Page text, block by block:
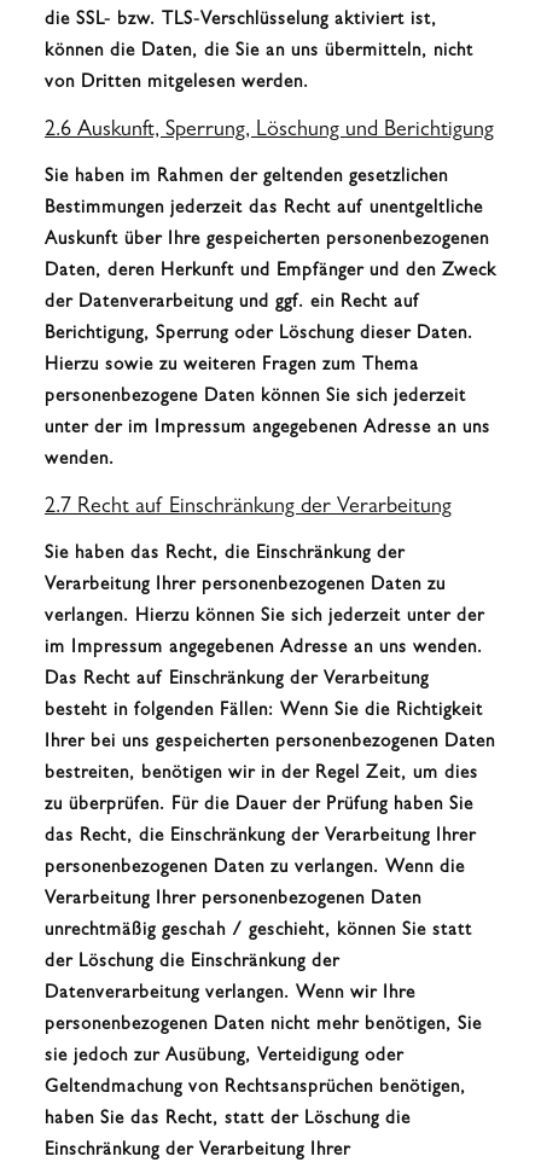
die SSL- bzw. TLS-Verschlüsselung aktiviert ist,
können die Daten, die Sie an uns übermitteln, nicht
von Dritten mitgelesen werden.
2.6 Auskunft, Sperrung, Löschung und Berichtigung
Sie haben im Rahmen der geltenden gesetzlichen
Bestimmungen jederzeit das Recht auf unentgeltliche
Auskunft über Ihre gespeicherten personenbezogenen
Daten, deren Herkunft und Empfänger und den Zweck
der Datenverarbeitung und ggf. ein Recht auf
Berichtigung, Sperrung oder Löschung dieser Daten.
Hierzu sowie zu weiteren Fragen zum Thema
personenbezogene Daten können Sie sich jederzeit
unter der im Impressum angegebenen Adresse an uns
wenden.
2.7 Recht auf Einschränkung der Verarbeitung
Sie haben das Recht, die Einschränkung der
Verarbeitung Ihrer personenbezogenen Daten zu
verlangen. Hierzu können Sie sich jederzeit unter der
im Impressum angegebenen Adresse an uns wenden.
Das Recht auf Einschränkung der Verarbeitung
besteht in folgenden Fällen: Wenn Sie die Richtigkeit
Ihrer bei uns gespeicherten personenbezogenen Daten
bestreiten, benötigen wir in der Regel Zeit, um dies
zu überprüfen. Für die Dauer der Prüfung haben Sie
das Recht, die Einschränkung der Verarbeitung Ihrer
personenbezogenen Daten zu verlangen. Wenn die
Verarbeitung Ihrer personenbezogenen Daten
unrechtmäßig geschah / geschieht, können Sie statt
der Löschung die Einschränkung der
Datenverarbeitung verlangen. Wenn wir Ihre
personenbezogenen Daten nicht mehr benötigen, Sie
sie jedoch zur Ausübung, Verteidigung oder
Geltendmachung von Rechtsansprüchen benötigen,
haben Sie das Recht, statt der Löschung die
Einschränkung der Verarbeitung Ihrer